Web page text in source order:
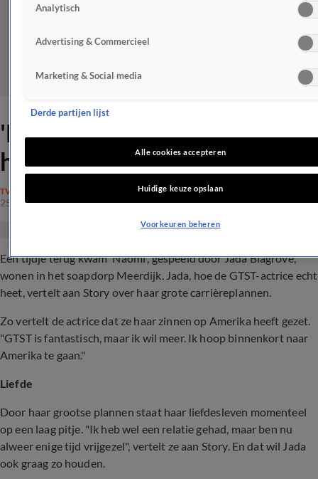
'Naomi' uit GTST maakt
heftig liefdesoffer
TV
25 apr 2024, 20:07
Een tijdje terug kwam 'Naomi', gespeeld door Jada Blagrove,
wonen in het soapdorp Meerdijk. Jada, hoe de GTST-actrice echt
heet, vertelt aan Story over haar grote carrièreplannen.
Zo vertelt de actrice dat ze haar zinnen op Amerika heeft gezet.
"GTST is fantastisch, maar ik wil meer. Ik hoop binnenkort naar
Amerika te gaan."
Liefde
Door haar grootse plannen staat haar liefdesleven momenteel
op een laag pitje. "Ik heb wel een relatie gehad, maar ben nu
alweer enige tijd vrijgezel", vertelt ze aan Story. En dat wil Jada
ook graag zo houden.
Analytisch
Advertising & Commercieel
Marketing & Social media
Derde partijen lijst
Alle cookies accepteren
Huidige keuze opslaan
Voorkeuren beheren